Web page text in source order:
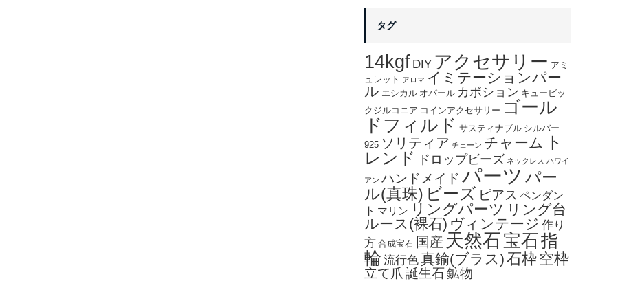
タグ
14kgf DIY アクセサリー アミ
ュレット アロマ イミテーションパー
ル エシカル オパール カボション キュービッ
クジルコニア コインアクセサリー ゴール
ドフィルド サスティナブル シルバー
925 ソリティア チェーン チャーム
ト
レンド
ドロップビーズ ネックレス ハワイ
アン ハンドメイド パーツ パー
ル(真珠) ビーズ ピアス ペンダン
ト マリン リングパーツ リング台
ルース(裸石) ヴィンテージ 作り
方 合成宝石 国産 天然石宝石指
輪 流行色真鍮(ブラス)石枠 空枠
立て爪 誕生石鉱物